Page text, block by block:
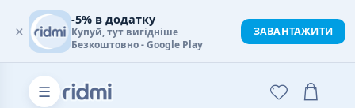
☰
×
-5% в додатку
Купуй, тут вигідніше
Безкоштовно - Google Play
ЗАВАНТАЖИТИ